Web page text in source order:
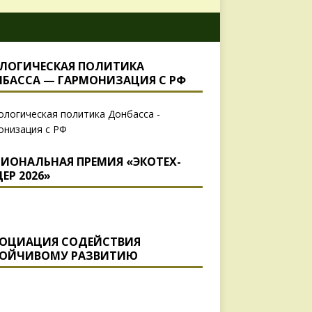
ПОЛИТИКА
— ГАРМОНИЗАЦИЯ С РФ
ПРЕМИЯ «ЭКОТЕХ-
2026»
СОДЕЙСТВИЯ
РАЗВИТИЮ